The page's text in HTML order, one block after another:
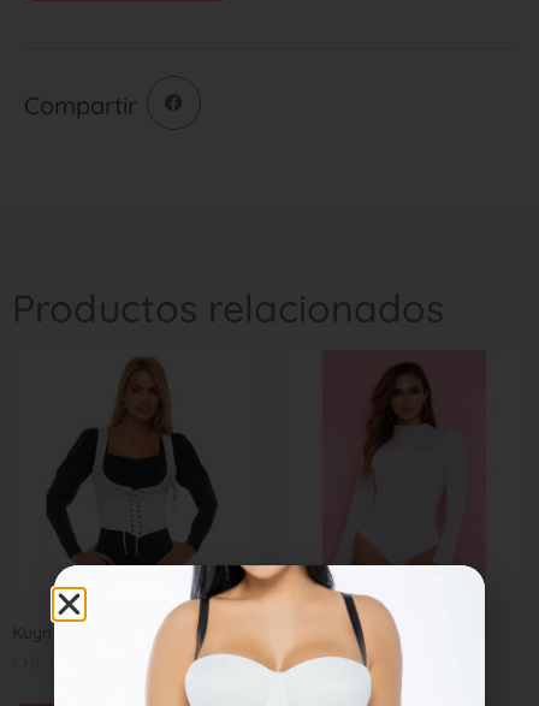
Compartir
Productos relacionados
Kuyn 2052 Duqueza 1250
CHF55,00